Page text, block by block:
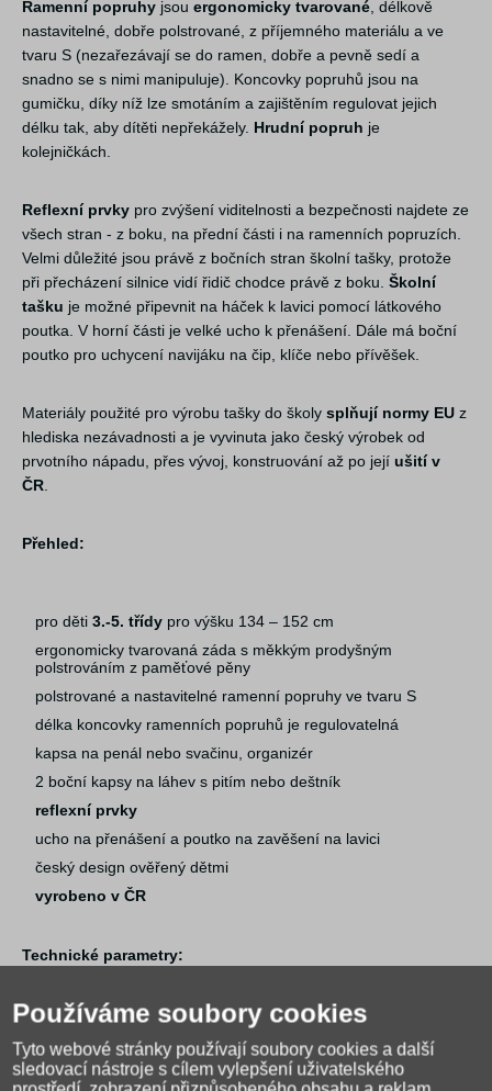
Ramenní popruhy jsou ergonomicky tvarované, délkově
nastavitelné, dobře polstrované, z příjemného materiálu a ve
tvaru S (nezařezávají se do ramen, dobře a pevně sedí a
snadno se s nimi manipuluje). Koncovky popruhů jsou na
gumičku, díky níž lze smotáním a zajištěním regulovat jejich
délku tak, aby dítěti nepřekážely. Hrudní popruh je
kolejničkách.
Reflexní prvky pro zvýšení viditelnosti a bezpečnosti najdete ze
všech stran - z boku, na přední části i na ramenních popruzích.
Velmi důležité jsou právě z bočních stran školní tašky, protože
při přecházení silnice vidí řidič chodce právě z boku. Školní
tašku je možné připevnit na háček k lavici pomocí látkového
poutka. V horní části je velké ucho k přenášení. Dále má boční
poutko pro uchycení navijáku na čip, klíče nebo přívěšek.
Materiály použité pro výrobu tašky do školy splňují normy EU z
hlediska nezávadnosti a je vyvinuta jako český výrobek od
prvotního nápadu, přes vývoj, konstruování až po její ušití v
ČR.
Přehled:
pro děti 3.-5. třídy pro výšku 134 – 152 cm
ergonomicky tvarovaná záda s měkkým prodyšným
polstrováním z paměťové pěny
polstrované a nastavitelné ramenní popruhy ve tvaru S
délka koncovky ramenních popruhů je regulovatelná
kapsa na penál nebo svačinu, organizér
2 boční kapsy na láhev s pitím nebo deštník
reflexní prvky
ucho na přenášení a poutko na zavěšení na lavici
český design ověřený dětmi
vyrobeno v ČR
Technické parametry:
popruhů)
Hmotnost: 1000 g
Objem: 24 l
Záruka: 2 roky
Používáme soubory cookies
Tyto webové stránky používají soubory cookies a další
sledovací nástroje s cílem vylepšení uživatelského